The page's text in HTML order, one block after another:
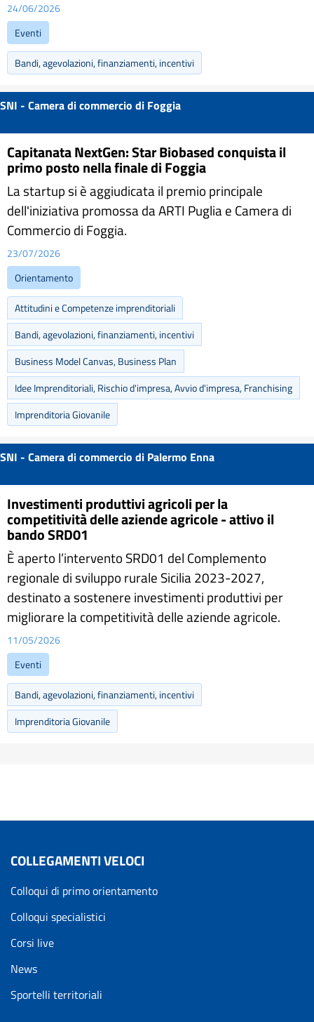
24/06/2026
Eventi
Bandi, agevolazioni, finanziamenti, incentivi
SNI - Camera di commercio di Foggia
Capitanata NextGen: Star Biobased conquista il
primo posto nella finale di Foggia
La startup si è aggiudicata il premio principale
dell'iniziativa promossa da ARTI Puglia e Camera di
Commercio di Foggia.
23/07/2026
Orientamento
Attitudini e Competenze imprenditoriali
Bandi, agevolazioni, finanziamenti, incentivi
Business Model Canvas, Business Plan
Idee Imprenditoriali, Rischio d'impresa, Avvio d'impresa, Franchising
Imprenditoria Giovanile
SNI - Camera di commercio di Palermo Enna
Investimenti produttivi agricoli per la
competitività delle aziende agricole - attivo il
bando SRD01
È aperto l’intervento SRD01 del Complemento
regionale di sviluppo rurale Sicilia 2023-2027,
destinato a sostenere investimenti produttivi per
migliorare la competitività delle aziende agricole.
11/05/2026
Eventi
Bandi, agevolazioni, finanziamenti, incentivi
Imprenditoria Giovanile
COLLEGAMENTI VELOCI
Colloqui di primo orientamento
Colloqui specialistici
Corsi live
News
Sportelli territoriali